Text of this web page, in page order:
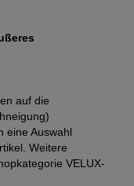
auf die
eine Auswahl
Weitere
VELUX-